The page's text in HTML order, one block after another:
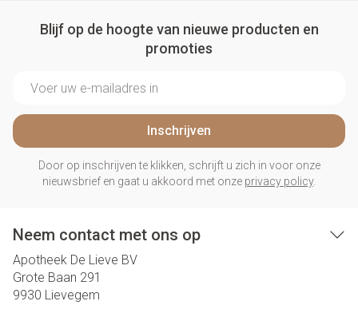
Blijf op de hoogte van nieuwe producten en
promoties
Inschrijven
Door op inschrijven te klikken, schrijft u zich in voor onze
nieuwsbrief en gaat u akkoord met onze privacy policy.
Neem contact met ons op
Apotheek De Lieve BV
Grote Baan 291
9930 Lievegem